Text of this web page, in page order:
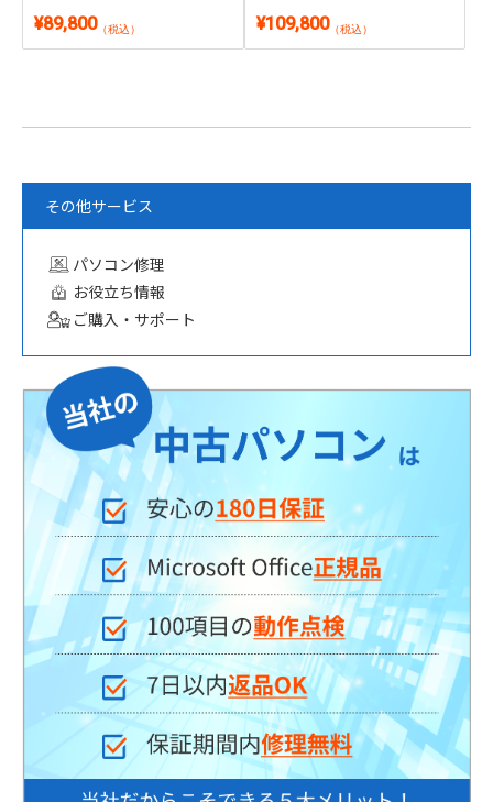
その他サービス
パソコン修理
お役立ち情報
ご購入・サポート
付き
¥89,800（税込）
Office 2024付き
¥109,800（税込）